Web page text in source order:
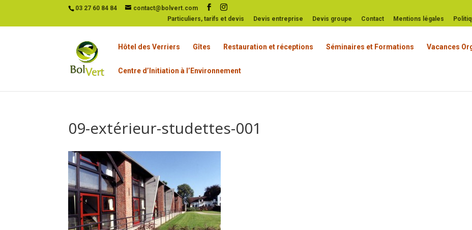
03 27 60 84 84
contact@bolvert.com
Particuliers, tarifs et devis
Devis entreprise Devis groupe Contact Mentions légales
Hôtel des Verriers Gîtes Restauration et réceptions Séminaires et Formations Vacances
Centre d’Initiation à l’Environnement
09-extérieur-studettes-001